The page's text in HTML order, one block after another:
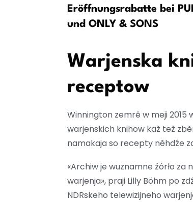
Eröffnungsrabatte bei
und ONLY & SONS
Warjenska
receptow
Winnington zemrě w meji 2015
warjenskich knihow kaž tež
namakaja so recepty něhdźe
«Archiw je wuznamne žórło
warjenja», praji Lilly Böhm po
NDRskeho telewizijneho